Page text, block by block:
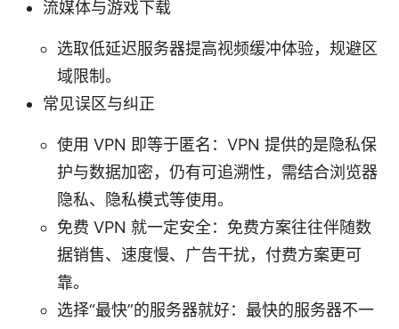
流媒体与游戏下载
选取低延迟服务器提高视频缓冲体验，规避区
域限制。
常见误区与纠正
使用 VPN 即等于匿名：VPN 提供的是隐私保
护与数据加密，仍有可追溯性，需结合浏览器
隐私、隐私模式等使用。
免费 VPN 就一定安全：免费方案往往伴随数
据销售、速度慢、广告干扰，付费方案更可
靠。
选择“最快”的服务器就好：最快的服务器不一